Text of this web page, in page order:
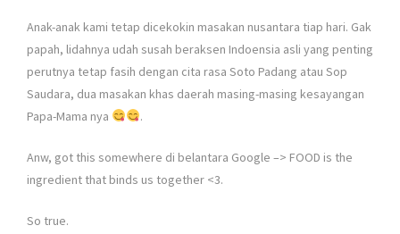
Anak-anak kami tetap dicekokin masakan nusantara tiap hari. Gak
papah, lidahnya udah susah beraksen Indoensia asli yang penting
perutnya tetap fasih dengan cita rasa Soto Padang atau Sop
Saudara, dua masakan khas daerah masing-masing kesayangan
Papa-Mama nya
.
Anw, got this somewhere di belantara Google –> FOOD is the
ingredient that binds us together <3.
So true.